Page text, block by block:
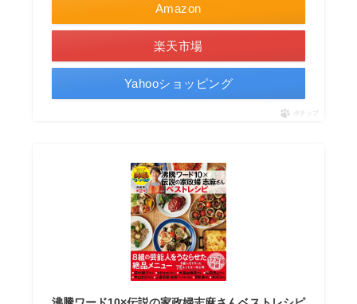
Amazon
楽天市場
Yahooショッピング
ポチップ